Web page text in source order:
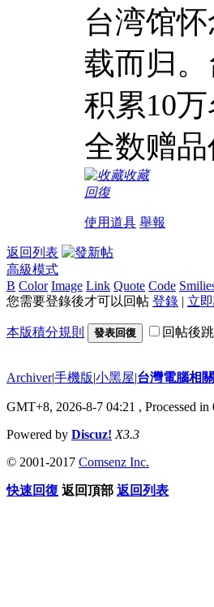
台湾馆
载而归
积累10
全数赠
收藏
回復
使用道具 舉報
返回列表
高級模式
B Color Image Link Quote Code
您需要登錄後才可以回帖 登錄 | 立
本版積分規則 發表回復 回帖後
Archiver|手機版|小黑屋|台灣電腦相
GMT+8, 2026-8-7 04:21 , Processed
Powered by Discuz! X3.3
© 2001-2017 Comsenz Inc.
快速回復 返回頂部 返回列表